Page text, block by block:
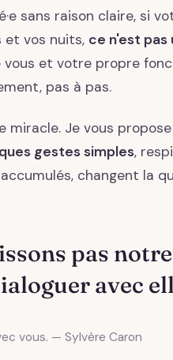
sans raison claire, si
et vos nuits, ce n'est
et votre propre
pas à pas.
miracle. Je vous
gestes simples,
changent la
pas
avec
vous. — Sylvère Caron